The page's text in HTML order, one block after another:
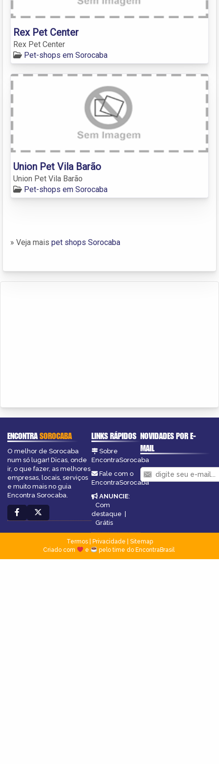
Rex Pet Center
Rex Pet Center
Pet-shops em Sorocaba
Union Pet Vila Barão
Union Pet Vila Barão
Pet-shops em Sorocaba
» Veja mais pet shops Sorocaba
ENCONTRASOROCABA
O melhor de Sorocaba
num só lugar! Dicas, onde
ir, o que fazer, as melhores
empresas, locais, serviços
e muito mais no guia
Encontra Sorocaba.
LINKS RÁPIDOS
Sobre
EncontraSorocaba
Fale com o
EncontraSorocaba
ANUNCIE:
Com
destaque |
Grátis
NOVIDADES POR E-
MAIL
Termos| Privacidade
Sitemap
Criado com
e pelo time do EncontraBrasil